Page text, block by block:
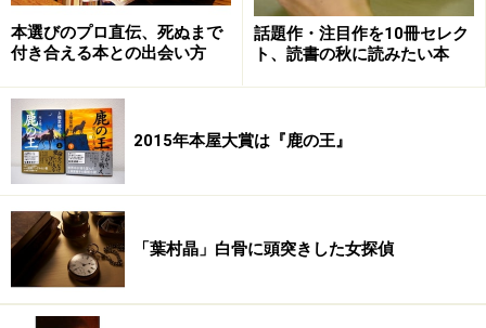
に挑む行為であるのだ、と。
前置きがすっかり長くなってしまったが、さて、本作。
冒頭の言葉の主体、本作の語り手は、「庭」である。断
崖絶壁を望み、冬は根雪ですっぽり覆われる不毛の五百
坪の大地に野生種と園芸種が絶妙なる配合で配置された
「聖なる庭」である。そして、自身の聖性を誰よりもよ
く理解している「庭」自身が、語りだす。己の創造主で
あり、管理者であった男Kの屍骸を抱いて、彼の生と死
を。男は、何のために、この庭を造ったのか、そこで何
本選びのプロ直伝、死ぬまで
付き合える本との出会い方
話題作・注目作を10冊セレク
ト、読書の秋に読みたい本
2015年本屋大賞は『鹿の王』
「葉村晶」白骨に頭突きした女探偵